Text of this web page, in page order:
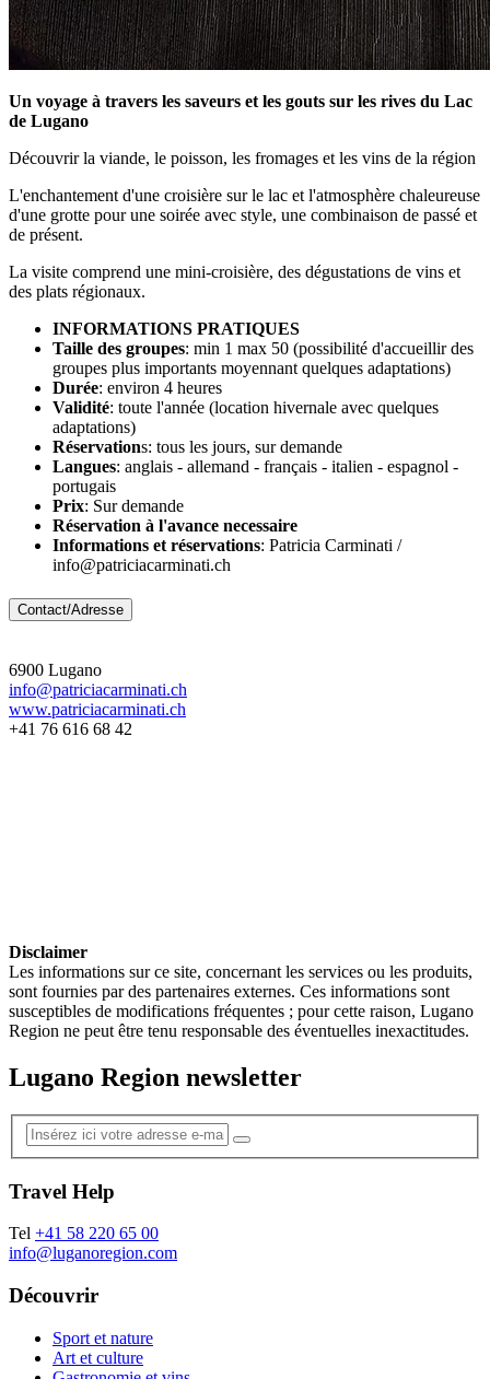
Un voyage à travers les saveurs et les gouts sur les rives du Lac
de Lugano
Découvrir la viande, le poisson, les fromages et les vins de la région
L'enchantement d'une croisière sur le lac et l'atmosphère chaleureuse
d'une grotte pour une soirée avec style, une combinaison de passé et
de présent.
La visite comprend une mini-croisière, des dégustations de vins et
des plats régionaux.
INFORMATIONS PRATIQUES
Taille des groupes: min 1 max 50 (possibilité d'accueillir des
groupes plus importants moyennant quelques adaptations)
Durée: environ 4 heures
Validité: toute l'année (location hivernale avec quelques
adaptations)
Réservations: tous les jours, sur demande
Langues: anglais - allemand - français - italien - espagnol -
portugais
Prix: Sur demande
Réservation à l'avance necessaire
Informations et réservations: Patricia Carminati /
info@patriciacarminati.ch
Contact/Adresse
6900 Lugano
info@patriciacarminati.ch
www.patriciacarminati.ch
+41 76 616 68 42
Disclaimer
Les informations sur ce site, concernant les services ou les produits,
sont fournies par des partenaires externes. Ces informations sont
susceptibles de modifications fréquentes ; pour cette raison, Lugano
Region ne peut être tenu responsable des éventuelles inexactitudes.
Lugano Region newsletter
Travel Help
Tel +41 58 220 65 00
info@luganoregion.com
Découvrir
Sport et nature
Art et culture